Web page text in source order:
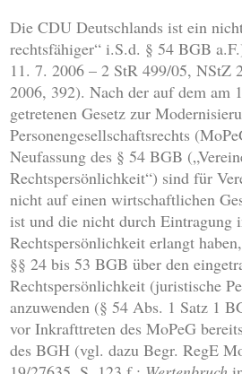
Die CDU Deutschlands ist ein
rechtsfähiger“ i.S.d. § 54 BGB
11. 7. 2006 – 2 StR 499/05, NStZ
2006, 392). Nach der auf dem am
getretenen Gesetz zur
Personengesellschaftsrechts
Neufassung des § 54 BGB
Rechtspersönlichkeit“) sind für
nicht auf einen wirtschaftlichen
ist und die nicht durch Eintragung
Rechtspersönlichkeit erlangt
§§ 24 bis 53 BGB über den
Rechtspersönlichkeit (juristische
anzuwenden (§ 54 Abs. 1 Satz 1
vor Inkrafttreten des MoPeG
des BGH (vgl. dazu Begr. RegE